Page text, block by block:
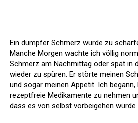
Ein dumpfer Schmerz wurde zu
Manche Morgen wachte ich völlig
Schmerz am Nachmittag oder spät in
wieder zu spüren. Er störte meinen
und sogar meinen Appetit. Ich
rezeptfreie Medikamente zu nehmen
dass es von selbst vorbeigehen würde